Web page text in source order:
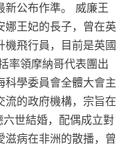
新公布作準。 威廉王
娜王妃的長子，曾在英
機飛行員，目前是英國
率領摩納哥代表團出
科學委員會全體大會主
流的政府機構，宗旨在
世結婚，配偶成立對
病在非洲的散播，曾